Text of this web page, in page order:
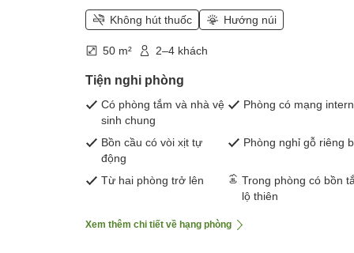
Không hút thuốc Hướng núi
50 m² 2–4 khách
Tiện nghi phòng
Có phòng tắm và nhà vệ
sinh chung
Phòng có mạng
Bồn cầu có vòi xịt tự
động
Phòng nghỉ gỗ riêng
Từ hai phòng trở lên
Trong phòng có bồn
lộ thiên
Xem thêm chi tiết về hạng phòng